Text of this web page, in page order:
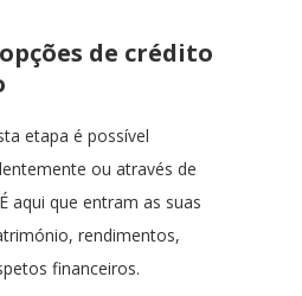
de crédito
etapa é possível
ou através de
aqui que entram as suas
rendimentos,
financeiros.